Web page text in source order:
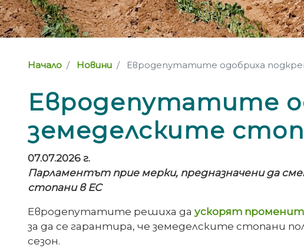
Начало Новини Евродепутатите одобриха
Евродепутатите
земеделските
07.07.2026 г.
Парламентът прие мерки, предназначени да
стопани в ЕС
Евродепутатите решиха да ускорят
за да се гарантира, че земеделските стопани
сезон.